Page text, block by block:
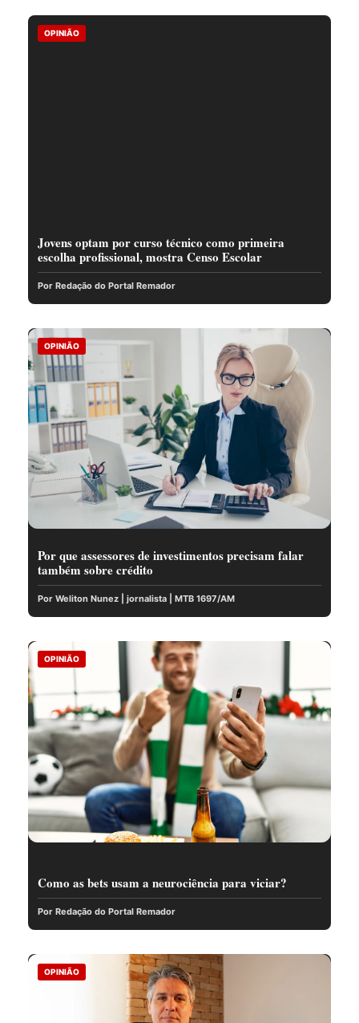
OPINIÃO
Jovens optam por curso técnico como primeira
escolha profissional, mostra Censo Escolar
Por Redação do Portal Remador
OPINIÃO
Por que assessores de investimentos precisam falar
também sobre crédito
Por Weliton Nunez | jornalista | MTB 1697/AM
OPINIÃO
Como as bets usam a neurociência para viciar?
Por Redação do Portal Remador
OPINIÃO